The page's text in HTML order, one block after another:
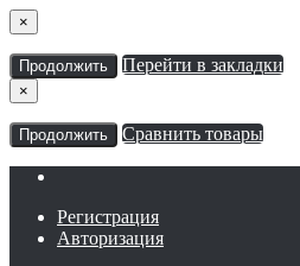
×
Продолжить Перейти в закладки
×
Продолжить Сравнить товары
Регистрация
Авторизация